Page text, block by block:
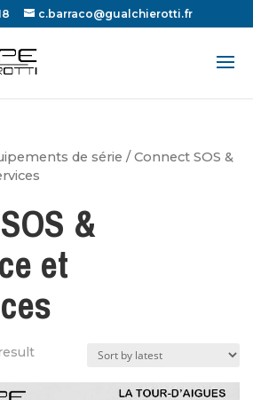
c.barraco@gualchierotti.fr
de série / Connect SOS &
&
et